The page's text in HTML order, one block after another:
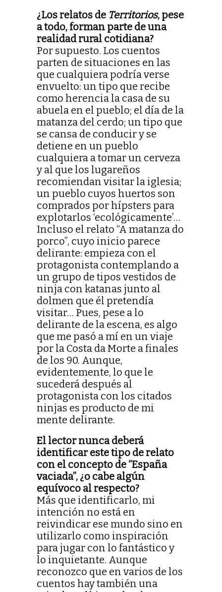
¿Los relatos de Territorios, pese
a todo, forman parte de una
realidad rural cotidiana?
Por supuesto. Los cuentos
parten de situaciones en las
que cualquiera podría verse
envuelto: un tipo que recibe
como herencia la casa de su
abuela en el pueblo; el día de la
matanza del cerdo; un tipo que
se cansa de conducir y se
detiene en un pueblo
cualquiera a tomar un cerveza
y al que los lugareños
recomiendan visitar la iglesia;
un pueblo cuyos huertos son
comprados por hípsters para
explotarlos ‘ecológicamente’…
Incluso el relato “A matanza do
porco”, cuyo inicio parece
delirante: empieza con el
protagonista contemplando a
un grupo de tipos vestidos de
ninja con katanas junto al
dolmen que él pretendía
visitar… Pues, pese a lo
delirante de la escena, es algo
que me pasó a mí en un viaje
por la Costa da Morte a finales
de los 90. Aunque,
evidentemente, lo que le
sucederá después al
protagonista con los citados
ninjas es producto de mi
mente delirante.
El lector nunca deberá
identificar este tipo de relato
con el concepto de “España
vaciada”, ¿o cabe algún
equívoco al respecto?
Más que identificarlo, mi
intención no está en
reivindicar ese mundo sino en
utilizarlo como inspiración
para jugar con lo fantástico y
lo inquietante. Aunque
reconozco que en varios de los
cuentos hay también una